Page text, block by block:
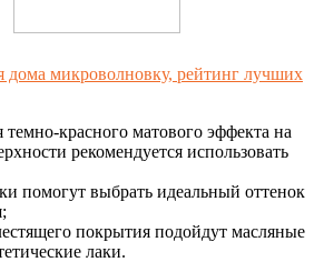
дома микроволновку, рейтинг лучших
красного матового эффекта на
рекомендуется использовать
помогут выбрать идеальный оттенок
покрытия подойдут масляные
лаки.